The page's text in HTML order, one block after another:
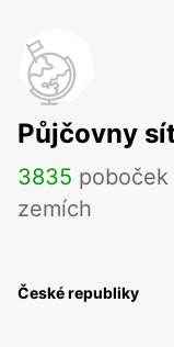
Půjčovny
3835
zemích
České republiky